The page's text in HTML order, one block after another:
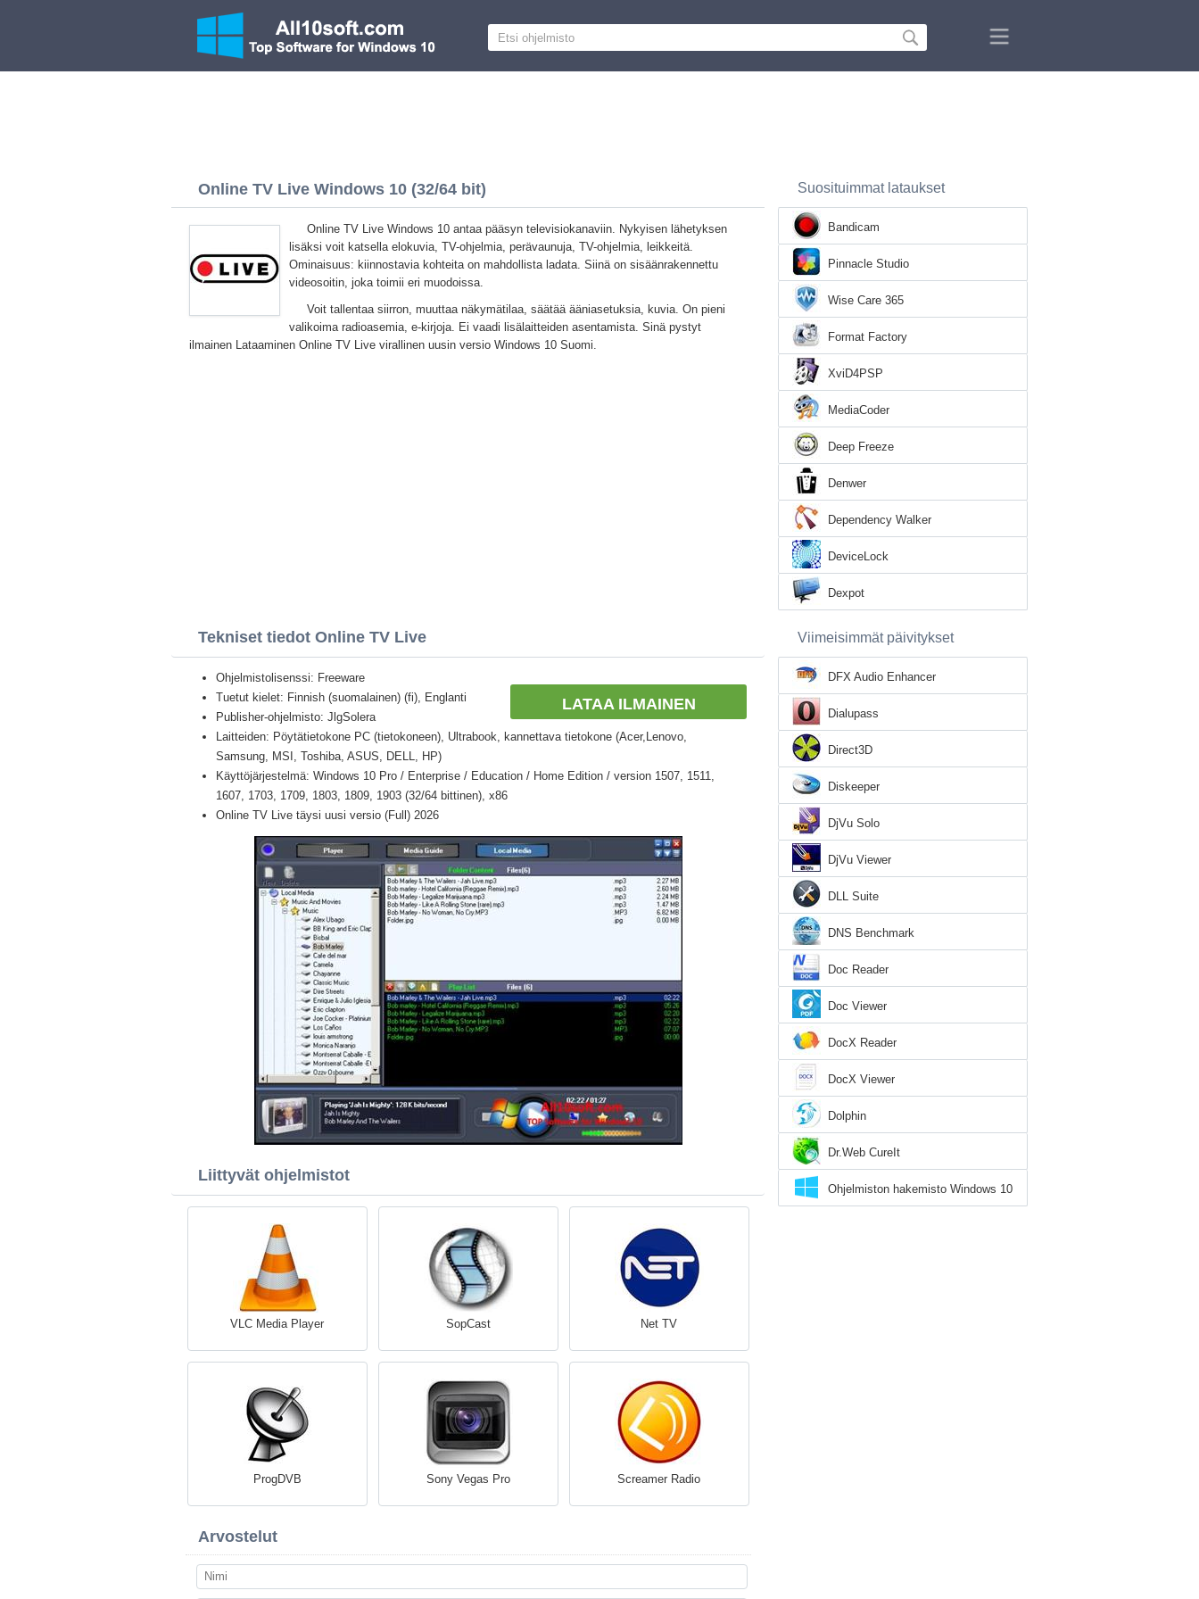
Online TV Live Windows 10 (32/64 bit)
Online TV Live Windows 10 antaa pääsyn televisiokanaviin. Nykyisen lähetyksen
lisäksi voit katsella elokuvia, TV-ohjelmia, perävaunuja, TV-ohjelmia, leikkeitä.
Ominaisuus: kiinnostavia kohteita on mahdollista ladata. Siinä on sisäänrakennettu
videosoitin, joka toimii eri muodoissa.
Voit tallentaa siirron, muuttaa näkymätilaa, säätää ääniasetuksia, kuvia. On pieni
valikoima radioasemia, e-kirjoja. Ei vaadi lisälaitteiden asentamista. Sinä pystyt
ilmainen Lataaminen Online TV Live virallinen uusin versio Windows 10 Suomi.
Tekniset tiedot Online TV Live
LATAA ILMAINEN
Ohjelmistolisenssi: Freeware
Tuetut kielet: Finnish (suomalainen) (fi), Englanti
Publisher-ohjelmisto: JlgSolera
Laitteiden: Pöytätietokone PC (tietokoneen), Ultrabook, kannettava tietokone (Acer,Lenovo,
Samsung, MSI, Toshiba, ASUS, DELL, HP)
Käyttöjärjestelmä: Windows 10 Pro / Enterprise / Education / Home Edition / version 1507, 1511,
1607, 1703, 1709, 1803, 1809, 1903 (32/64 bittinen), x86
Online TV Live täysi uusi versio (Full) 2026
Liittyvät ohjelmistot
VLC Media Player SopCast Net TV
ProgDVB Sony Vegas Pro Screamer Radio
Arvostelut
Suosituimmat lataukset
Bandicam
Pinnacle Studio
Wise Care 365
Format Factory
XviD4PSP
MediaCoder
Deep Freeze
Denwer
Dependency Walker
DeviceLock
Dexpot
Viimeisimmät päivitykset
DFX Audio Enhancer
Dialupass
Direct3D
Diskeeper
DjVu Solo
DjVu Viewer
DLL Suite
DNS Benchmark
Doc Reader
Doc Viewer
DocX Reader
DocX Viewer
Dolphin
Dr.Web CureIt
Ohjelmiston hakemisto Windows 10